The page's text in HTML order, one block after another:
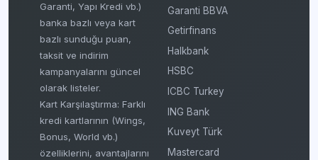
Garanti, Yapı Kredi vb.)
banka bazlı veya kart
bazlı sunduğu puan,
taksit ve indirim
kampanyalarını güncel
olarak listeler.
Kart Karşılaştırma: Farklı
kredi kartlarının (Wings,
Bonus, World vb.)
özelliklerini, avantajlarını
Garanti BBVA
Getirfinans
Halkbank
HSBC
ICBC Turkey
ING Bank
Kuveyt Türk
Mastercard